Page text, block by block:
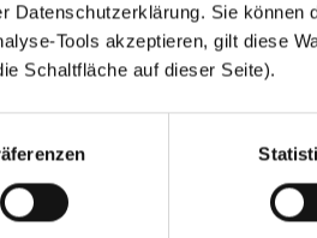
Datenschutzerklärung. Sie können
Tools akzeptieren, gilt diese
Schaltfläche auf dieser Seite).
auch